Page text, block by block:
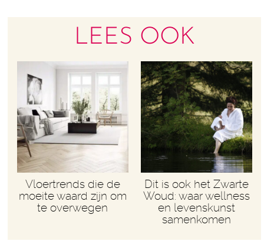
LEES OOK
Vloertrends die de
moeite waard zijn om
te overwegen
Dit is ook het Zwarte
Woud: waar wellness
en levenskunst
samenkomen